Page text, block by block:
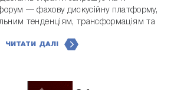
— фахову дискусійну платформу,
тенденціям, трансформаціям та
умовах
ЧИТАТИ ДАЛІ